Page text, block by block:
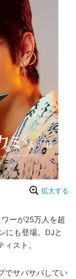
拡大する
ーが25万人を超
にも登場。DJと
スト。
でサバサバしてい